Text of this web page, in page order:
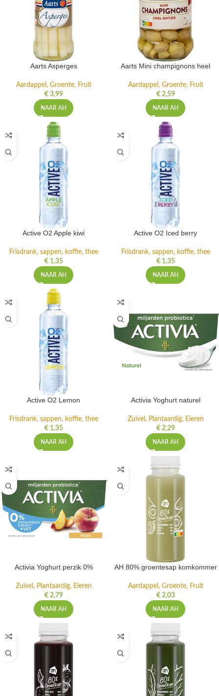
Aarts Asperges
Aardappel, Groente, Fruit
€3,99
NAAR AH
Aarts Mini champignons heel
Aardappel, Groente, Fruit
€2,59
NAAR AH
Active O2 Apple kiwi
Frisdrank, sappen, koffie, thee
€1,35
NAAR AH
Active O2 Iced berry
Frisdrank, sappen, koffie, thee
€1,35
NAAR AH
Active O2 Lemon
Frisdrank, sappen, koffie, thee
€1,35
NAAR AH
Activia Yoghurt naturel
Zuivel, Plantaardig, Eieren
€2,29
NAAR AH
Activia Yoghurt perzik 0%
Zuivel, Plantaardig, Eieren
€2,79
NAAR AH
AH 80% groentesap komkommer
Aardappel, Groente, Fruit
€2,03
NAAR AH